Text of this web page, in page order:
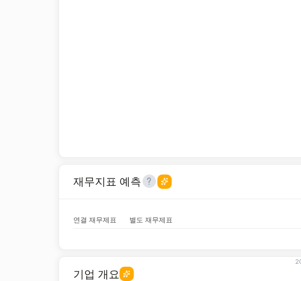
재무지표 예측
연결 재무제표 별도 재무제표
기업 개요